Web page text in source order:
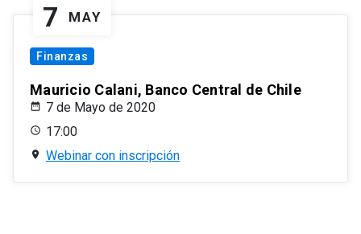
7 MAY
Finanzas
Mauricio Calani, Banco Central de Chile
7 de Mayo de 2020
17:00
Webinar con inscripción